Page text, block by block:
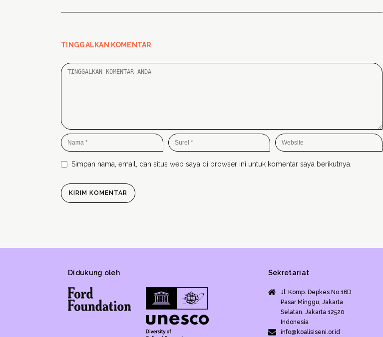
TINGGALKAN KOMENTAR
Simpan nama, email, dan situs web saya di browser ini untuk komentar saya berikutnya.
Didukung oleh Sekretariat
Jl. Komp. Depkes No.16D
Pasar Minggu, Jakarta
Selatan, Jakarta 12520
Indonesia
info@koalisiseni.or.id